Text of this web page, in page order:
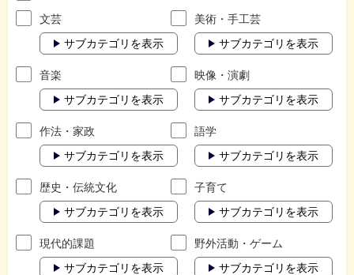
文芸
サブカテゴリを表示
美術・手工芸
サブカテゴリを表示
音楽
サブカテゴリを表示
映像・演劇
サブカテゴリを表示
作法・家政
サブカテゴリを表示
語学
サブカテゴリを表示
歴史・伝統文化
サブカテゴリを表示
子育て
サブカテゴリを表示
現代的課題
サブカテゴリを表示
野外活動・ゲーム
サブカテゴリを表示